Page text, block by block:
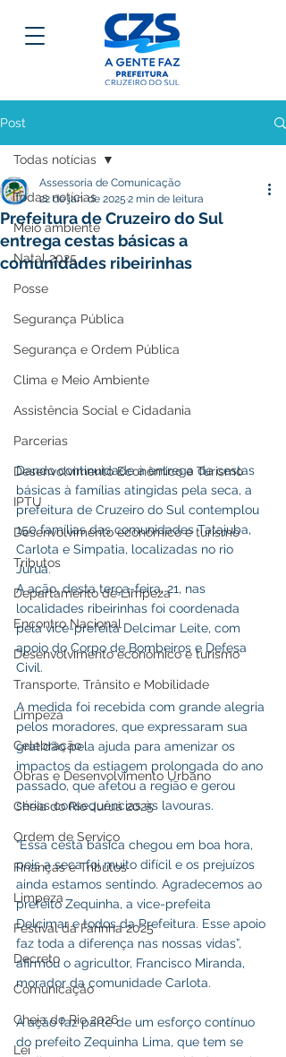
Post
Todas notícias
Meio ambiente
Natal 2025
Posse
Segurança Pública
Segurança e Ordem Pública
Clima e Meio Ambiente
Assistência Social e Cidadania
Parcerias
Desenvolvimento Econômico e Turismo
IPTU
Desenvolvimento econômico e turismo
Tributos
Departamento de Limpeza
Encontro Nacional
Desenvolvimento econômico e turismo
Transporte, Trânsito e Mobilidade
Limpeza
Celebração
Obras e Desenvolvimento Urbano
Cheia do Rio Juruá 2025
Ordem de Serviço
Finanças e Tributos
Limpeza
Festival da Farinha 2025
Decreto
Comunicação
Cheia do Rio 2026
Lei
Todas notícias
Prefeitura de Cruzeiro do Sul
entrega cestas básicas a
comunidades ribeirinhas
Assessoria de Comunicação
22 de jan. de 2025 2 min de leitura
Dando continuidade à entrega de cestas
básicas à famílias atingidas pela seca, a
prefeitura de Cruzeiro do Sul contemplou
150 famílias das comunidades Tatajuba,
Carlota e Simpatia, localizadas no rio
Juruá.
A ação, desta terça-feira, 21, nas
localidades ribeirinhas foi coordenada
pela vice-prefeita Delcimar Leite, com
apoio do Corpo de Bombeiros e Defesa
Civil.
A medida foi recebida com grande alegria
pelos moradores, que expressaram sua
gratidão pela ajuda para amenizar os
impactos da estiagem prolongada do ano
passado, que afetou a região e gerou
sérias consequências às lavouras.
“Essa cesta básica chegou em boa hora,
pois a seca foi muito difícil e os prejuízos
ainda estamos sentindo. Agradecemos ao
prefeito Zequinha, a vice-prefeita
Delcimar e todos da Prefeitura. Esse apoio
faz toda a diferença nas nossas vidas”,
afirmou o agricultor, Francisco Miranda,
morador da comunidade Carlota.
A ação faz parte de um esforço contínuo
do prefeito Zequinha Lima, que tem se